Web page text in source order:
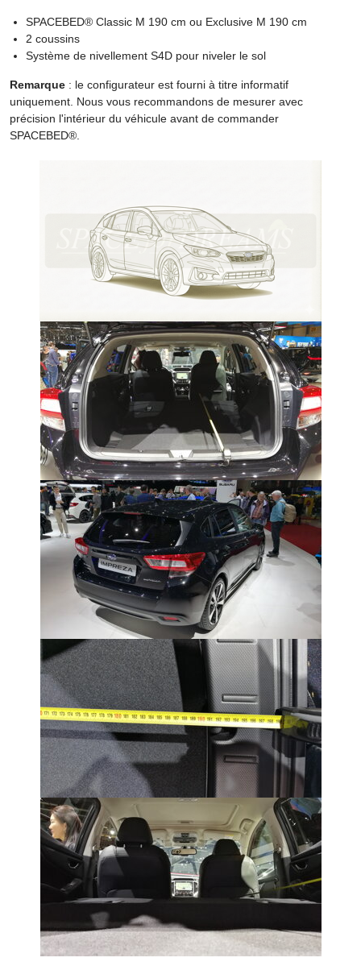
SPACEBED® Classic M 190 cm ou Exclusive M 190 cm
2 coussins
Système de nivellement S4D pour niveler le sol
Remarque : le configurateur est fourni à titre informatif
uniquement. Nous vous recommandons de mesurer avec
précision l'intérieur du véhicule avant de commander
SPACEBED®.